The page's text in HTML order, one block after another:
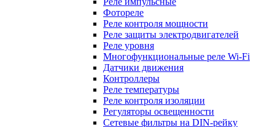
Фотореле
Реле контроля мощности
Реле защиты электродвигателей
Реле уровня
Многофункциональные реле Wi-Fi
Датчики движения
Контроллеры
Реле температуры
Реле контроля изоляции
Регуляторы освещенности
Сетевые фильтры на DIN-рейку